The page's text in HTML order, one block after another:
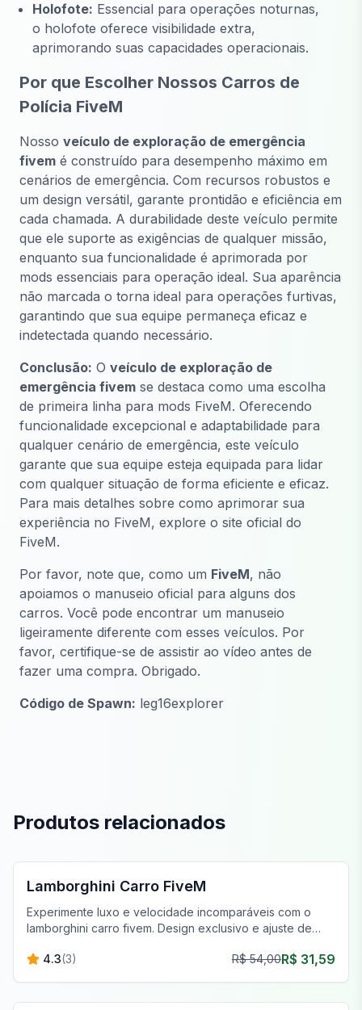
Holofote: Essencial para operações noturnas,
o holofote oferece visibilidade extra,
aprimorando suas capacidades operacionais.
Por que Escolher Nossos Carros de
Polícia FiveM
Nosso veículo de exploração de emergência
fivem é construído para desempenho máximo em
cenários de emergência. Com recursos robustos e
um design versátil, garante prontidão e eficiência em
cada chamada. A durabilidade deste veículo permite
que ele suporte as exigências de qualquer missão,
enquanto sua funcionalidade é aprimorada por
mods essenciais para operação ideal. Sua aparência
não marcada o torna ideal para operações furtivas,
garantindo que sua equipe permaneça eficaz e
indetectada quando necessário.
Conclusão: O veículo de exploração de
emergência fivem se destaca como uma escolha
de primeira linha para mods FiveM. Oferecendo
funcionalidade excepcional e adaptabilidade para
qualquer cenário de emergência, este veículo
garante que sua equipe esteja equipada para lidar
com qualquer situação de forma eficiente e eficaz.
Para mais detalhes sobre como aprimorar sua
experiência no FiveM, explore o site oficial do
FiveM.
Por favor, note que, como um FiveM, não
apoiamos o manuseio oficial para alguns dos
carros. Você pode encontrar um manuseio
ligeiramente diferente com esses veículos. Por
favor, certifique-se de assistir ao vídeo antes de
fazer uma compra. Obrigado.
Código de Spawn: leg16explorer
Produtos relacionados
Lamborghini Carro FiveM
Experimente luxo e velocidade incomparáveis com o
lamborghini carro fivem. Design exclusivo e ajuste de
4.3(3) R$ 54,00R$ 31,59
FiveM Veículos